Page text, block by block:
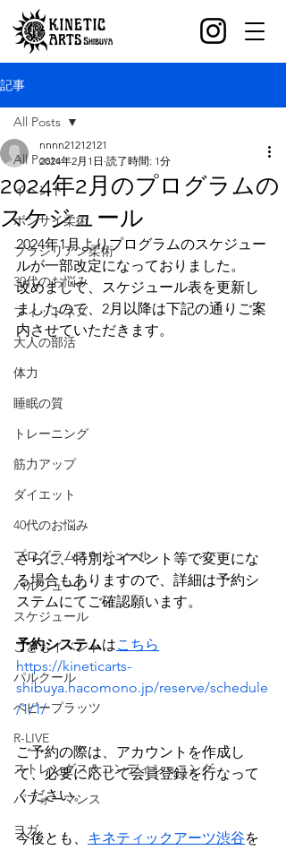
記事
All Posts
イベント
ボンサイ柔術
ブラジリアン柔術
30代のお悩み
フィットネス
大人の部活
体力
睡眠の質
トレーニング
筋力アップ
ダイエット
40代のお悩み
プログラムスケジュール
バルシューレ
スケジュール
こどもイベント
パルクール
ベビープラッツ
R-LIVE
ストレングス＆コンディショニング
パフォーマンス
ヨガ
All Posts
2024年2月のプログラムの
スケジュール
nnnn21212121
2024年2月1日 読了時間: 1分
2024年1月よりプログラムのスケジュー
ルが一部改定になっておりました。
改めまして、スケジュール表を更新し
ましたので、2月以降は下記の通りご案
内させていただきます。
さらに、特別なイベント等で変更にな
る場合もありますので、詳細は予約シ
ステムにてご確認願います。
予約システムはこちら
https://kineticarts-
shibuya.hacomono.jp/reserve/schedule
/1/1/
ご予約の際は、アカウントを作成し
て、必要に応じて会員登録を行なって
ください。
今後とも、 キネティックアーツ渋谷を